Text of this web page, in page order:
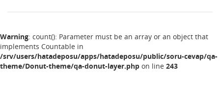
Warning: count(): Parameter must be an array or an object that
implements Countable in
/srv/users/hatadeposu/apps/hatadeposu/public/soru-cevap/qa-
theme/Donut-theme/qa-donut-layer.php on line 243